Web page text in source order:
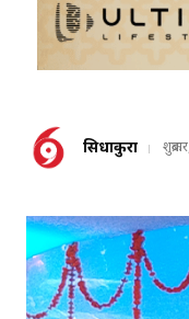
सिधाकुरा